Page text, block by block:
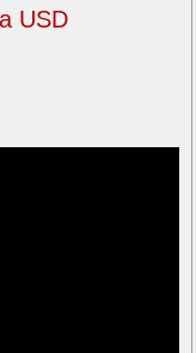
USD